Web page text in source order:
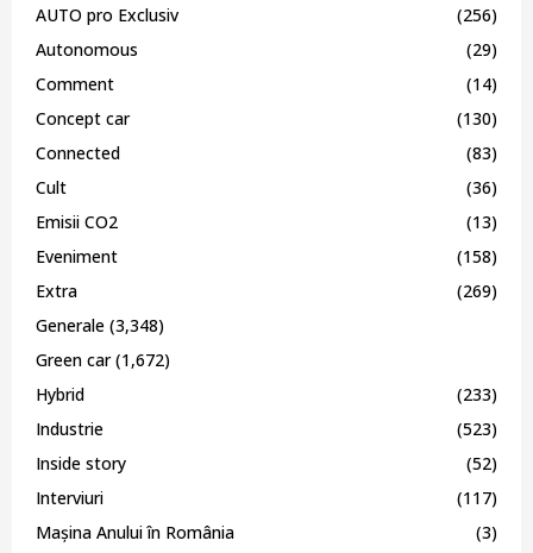
AUTO pro Exclusiv
(256)
Autonomous
(29)
Comment
(14)
Concept car
(130)
Connected
(83)
Cult
(36)
Emisii CO2
(13)
Eveniment
(158)
Extra
(269)
Generale (3,348)
Green car(1,672)
Hybrid
(233)
Industrie
(523)
Inside story
(52)
Interviuri
(117)
Mașina Anului în România
(3)